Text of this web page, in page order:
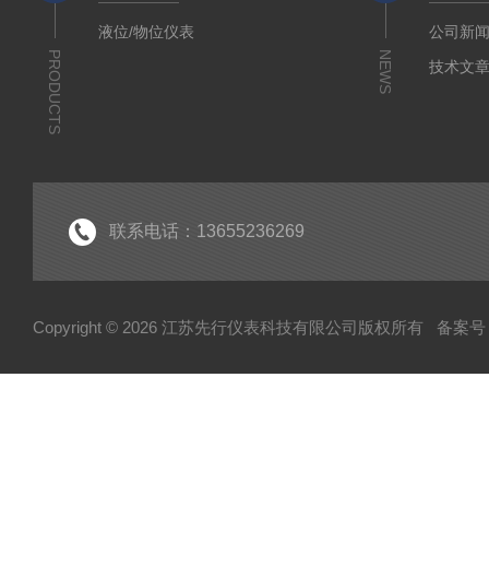
PRODUCTS
液位/物位仪表
NEWS
公司新
技术文
联系电话：13655236269
Copyright © 2026 江苏先行仪表科技有限公司版权所有 备案号